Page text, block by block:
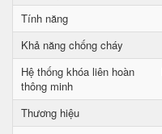
Tính năng
Khả năng chống cháy
Hệ thống khóa liên hoàn
thông minh
Thương hiệu